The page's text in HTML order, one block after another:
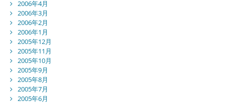
2006年4月
2006年3月
2006年2月
2006年1月
2005年12月
2005年11月
2005年10月
2005年9月
2005年8月
2005年7月
2005年6月